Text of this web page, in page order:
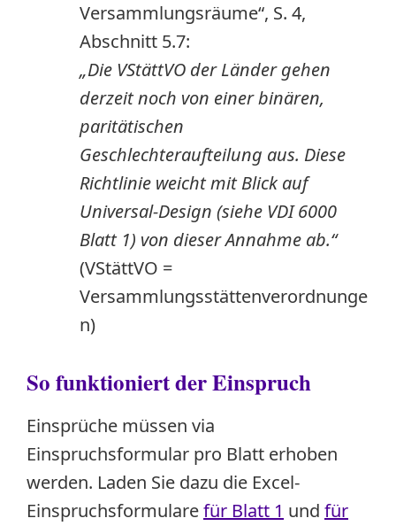
Versammlungsräume“, S. 4,
Abschnitt 5.7:
„Die VStättVO der Länder gehen
derzeit noch von einer binären,
paritätischen
Geschlechteraufteilung aus. Diese
Richtlinie weicht mit Blick auf
Universal-Design (siehe VDI 6000
Blatt 1) von dieser Annahme ab.“
(VStättVO =
Versammlungsstättenverordnunge
n)
So funktioniert der Einspruch
Einsprüche müssen via
Einspruchsformular pro Blatt erhoben
werden. Laden Sie dazu die Excel-
Einspruchsformularefür Blatt 1 und für